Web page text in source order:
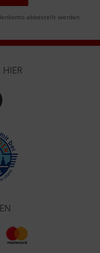
abbestellt werden.